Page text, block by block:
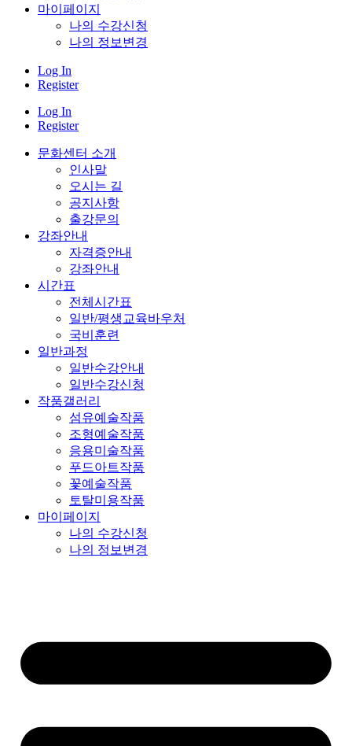
마이페이지
나의 수강신청
나의 정보변경
Log In
Register
Log In
Register
문화센터 소개
인사말
오시는 길
공지사항
출강문의
강좌안내
자격증안내
강좌안내
시간표
전체시간표
일반/평생교육바우처
국비훈련
일반과정
일반수강안내
일반수강신청
작품갤러리
섬유예술작품
조형예술작품
응용미술작품
푸드아트작품
꽃예술작품
토탈미용작품
마이페이지
나의 수강신청
나의 정보변경